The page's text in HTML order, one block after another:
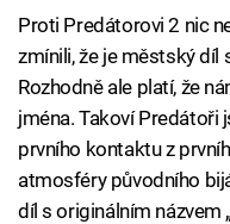
Proti Predátorovi 2 nic
zmínili, že je městský díl
Rozhodně ale platí, že
jména. Takoví
prvního kontaktu z
atmosféry původního
díl s originálním názvem